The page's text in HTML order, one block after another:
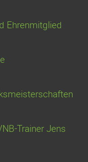
Ehrenmitglied
Trainer Jens